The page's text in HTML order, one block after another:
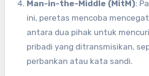
Man-in-the-Middle (MitM):
ini, peretas mencoba
antara dua pihak untuk
pribadi yang ditransmisikan,
perbankan atau kata sandi.